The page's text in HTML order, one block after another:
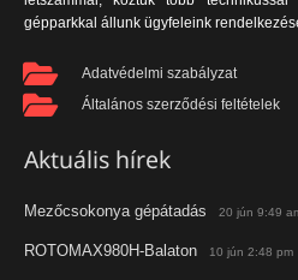
gépparkkal állunk ügyfeleink
Adatvédelmi szabályzat
Általános szerződési feltételek
Aktuális hírek
Mezőcsokonya gépátadás 20 jún 9:49
ROTOMAX980H-Balaton 10 jún 2:48 pm